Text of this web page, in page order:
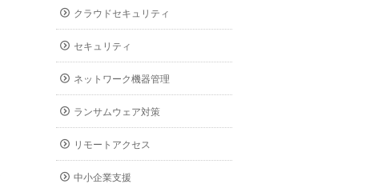
クラウドセキュリティ
セキュリティ
ネットワーク機器管理
ランサムウェア対策
リモートアクセス
中小企業支援